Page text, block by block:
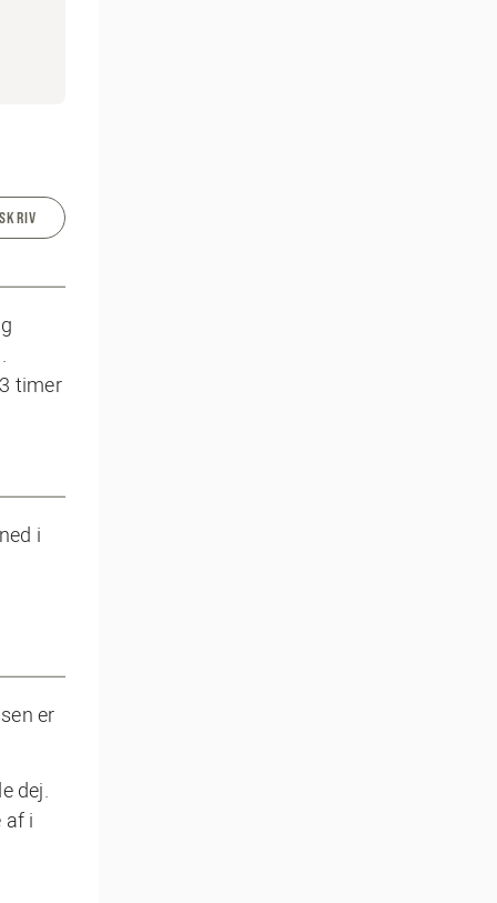
timer
i
er
dej.
af i